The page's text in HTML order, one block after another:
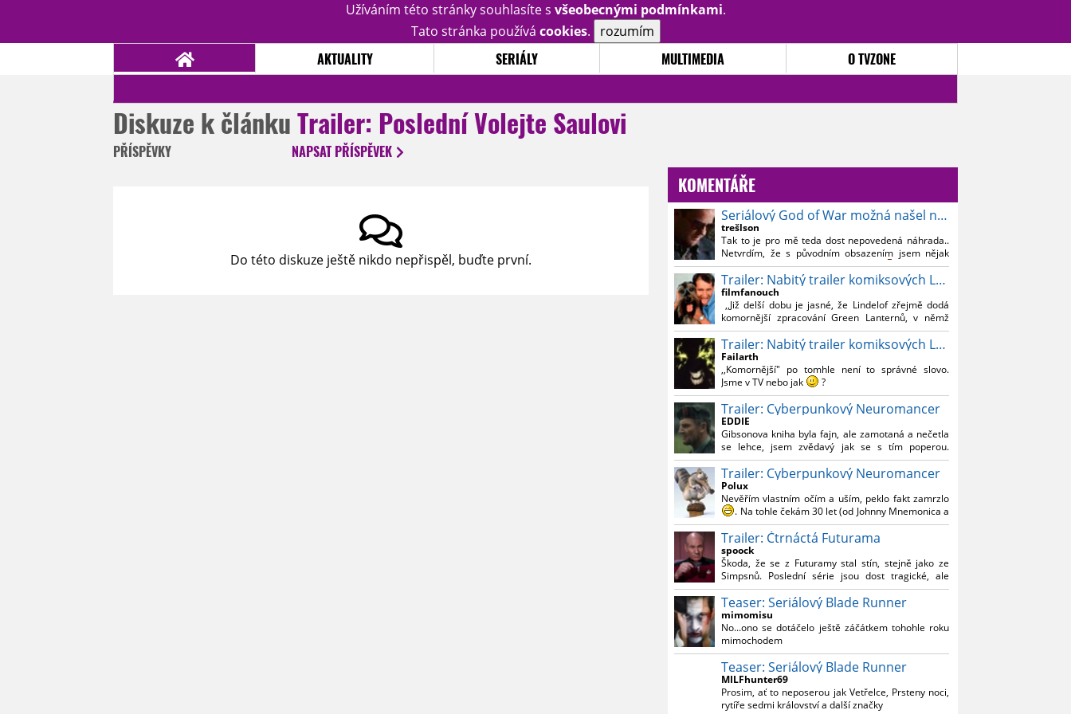
Užíváním této stránky souhlasíte s všeobecnými podmínkami.
Tato stránka používá cookies. rozumím
AKTUALITY SERIÁLY MULTIMEDIA O TVZONE
Diskuze k článkuTrailer: Poslední Volejte Saulovi
PŘÍSPĚVKY NAPSAT PŘÍSPĚVEK
Do této diskuze ještě nikdo nepřispěl, buďte první.
KOMENTÁŘE
Seriálový God of War možná našel nového Kratose
trešlson
Tak to je pro mě teda dost nepovedená náhrada..
Netvrdím, že s původním obsazením jsem nějak
souznil, ale Bautistu fakt nemusim..
Trailer: Nabitý trailer komiksových Lanterns
filmfanouch
,,Již delší dobu je jasné, že Lindelof zřejmě dodá
komornější zpracování Green Lanternů, v němž
nebude moc prostoru na vesmírné blbnutí, o to více
se ovšem bude moci nová adaptace odprostit třeba
od filmového Green Lanterna s Ryanem
Reynoldsem.´´ Co je na tom nesrozumitelného?
Trailer: Nabitý trailer komiksových Lanterns
Failarth
,,Komornější" po tomhle není to správné slovo.
Jsme v TV nebo jak
?
Nebál bych se říct, že to vypadá skvěle jak po
stránce kvantity materiálu, tak i formou.
Výběr Ulricha Tomsena pro mě velké překvapení a
velmi zajímavá volba bravo.
Chandler je lepší a lepší s každou novou scénou.
Komiksy to mají ted´těžké, paradoxně tomu škodí
to všechno kolem (DC nebo MCU to je buřt) , ale
nezasloužilo by si to zářez jen kvůli tomu. Držím
tomu palce.
Trailer: Cyberpunkový Neuromancer
EDDIE
Gibsonova kniha byla fajn, ale zamotaná a nečetla
se lehce, jsem zvědavý jak se s tím poperou.
Grafický román jsem nevěděl, že existuje.
Trailer: Cyberpunkový Neuromancer
Polux
Nevěřím vlastním očím a uším, peklo fakt zamrzlo
. Na tohle čekám 30 let (od Johnny Mnemonica a
tehdejšího zjištění z časopisů, kdo je to Gibson a co
je jeho debutová kniha zač), přičemž 25 let (od
Matrixu, který pojem cyberpunk dostal do
povědomí i obyčejného diváka a nikoliv fanouška
žánru) marně doufám, že si po řadě "duchovních
nástupců", kteří přišli poté (Ghost In The Shell, Alita:
Battle Angel, Altered Carbon, Blade Runner 2049,
Cyberpunk 2077, atd.), někdo konečně vzpomene i
na bibli cyberpunku, se kterou to všechno začalo.
Teď už nezbývá nic jiného než se tiše modlit a
doufat, že to bude stát za to
. Plus kudos za
sázku na seriál a nikoliv film, snad tvůrci tu výsadu
násobně větší stopáže náležitě využijí.
Trailer: Čtrnáctá Futurama
spoock
Škoda, že se z Futuramy stal stín, stejně jako ze
Simpsnů. Poslední série jsou dost tragické, ale
třeba se objeví nějaký zajímavý scénárista.
Nedávno začala vycházet nová řada Ricka a
Mortyho a já z úžasem zjistil, že se na to dá opět
koukat.
Teaser: Seriálový Blade Runner
mimomisu
No...ono se dotáčelo ještě záčátkem tohohle roku
mimochodem
Teaser: Seriálový Blade Runner
MILFhunter69
Prosim, ať to neposerou jak Vetřelce, Prsteny noci,
rytíře sedmi království a další značky